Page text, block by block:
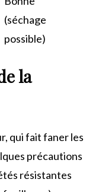
(séchage
possible)
la
qui fait faner les
précautions
résistantes